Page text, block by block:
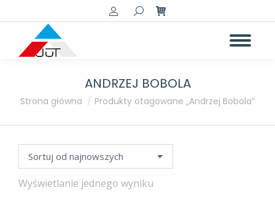
Szukaj:
ANDRZEJ BOBOLA
Jesteś tutaj:
Strona główna Produkty otagowane „Andrzej Bobola”
Wyświetlanie jednego wyniku